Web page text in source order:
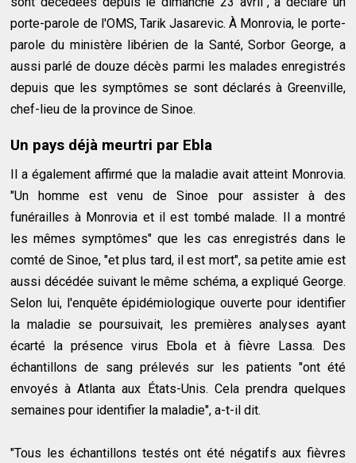
porte-parole de l'OMS, Tarik Jasarevic. À Monrovia, le porte-
parole du ministère libérien de la Santé, Sorbor George, a
aussi parlé de douze décès parmi les malades enregistrés
depuis que les symptômes se sont déclarés à Greenville,
chef-lieu de la province de Sinoe.
Un pays déjà meurtri par Ebla
Il a également affirmé que la maladie avait atteint Monrovia.
"Un homme est venu de Sinoe pour assister à des
funérailles à Monrovia et il est tombé malade. Il a montré
les mêmes symptômes" que les cas enregistrés dans le
comté de Sinoe, "et plus tard, il est mort", sa petite amie est
aussi décédée suivant le même schéma, a expliqué George.
Selon lui, l'enquête épidémiologique ouverte pour identifier
la maladie se poursuivait, les premières analyses ayant
écarté la présence virus Ebola et à fièvre Lassa. Des
échantillons de sang prélevés sur les patients "ont été
envoyés à Atlanta aux États-Unis. Cela prendra quelques
semaines pour identifier la maladie", a-t-il dit.
"Tous les échantillons testés ont été négatifs aux fièvres